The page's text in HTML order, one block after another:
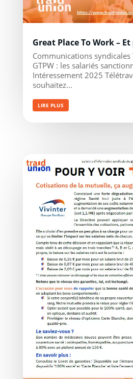
Great Place To Work –
Communications syndicales
GTPW : les salariés
Intéressement 2025
souhaitez...
LIRE PLUS